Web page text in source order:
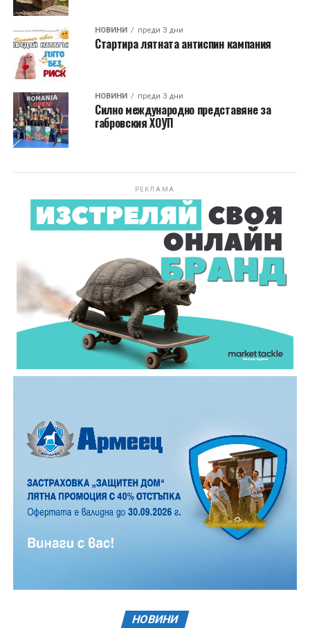
НОВИНИ преди 3 дни
Стартира лятната антиспин кампания
НОВИНИ преди 3 дни
Силно международно представяне за
габровския ХОУП
РЕКЛАМА
НОВИНИ